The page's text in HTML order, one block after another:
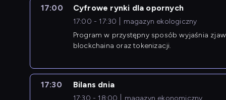
17:00 Cyfrowe rynki dla opornych
17:00 - 17:30
magazyn ekologiczny
Program w przystępny sposób wyjaśnia
blockchaina oraz tokenizacji.
17:30 Bilans dnia
17:30 - 18:00 magazyn ekonomiczny